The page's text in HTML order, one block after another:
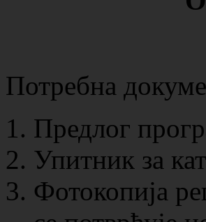
Потребна
Предлог
Упитник за
Фотокопија